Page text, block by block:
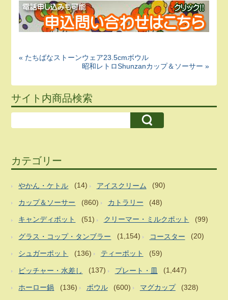
« たちばなストーンウェア23.5cmボウル
昭和レトロShunzanカップ＆ソーサー »
サイト内商品検索
カテゴリー
やかん・ケトル (14) アイスクリーム (90)
カップ＆ソーサー (860) カトラリー (48)
キャンディポット (51) クリーマー・ミルクポット (99)
グラス・コップ・タンブラー (1,154) コースター (20)
シュガーポット (136) ティーポット (59)
ピッチャー・水差し (137) プレート・皿 (1,447)
ホーロー鍋 (136) ボウル (600) マグカップ (328)